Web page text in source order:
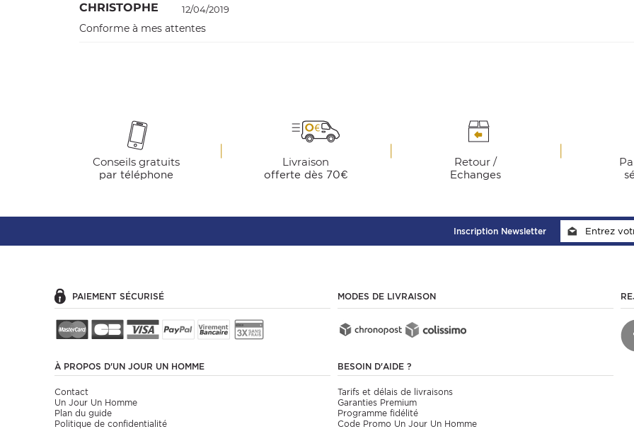
CHRISTOPHE 12/04/2019
Conforme à mes attentes
Conseils gratuits
par téléphone
Livraison
offerte dès 70€
Retour /
Echanges
Inscription Newsletter
PAIEMENT SÉCURISÉ MODES DE LIVRAISON
À PROPOS D'UN JOUR UN HOMME
Contact
Un Jour Un Homme
Plan du guide
Politique de confidentialité
BESOIN D'AIDE ?
Tarifs et délais de livraisons
Garanties Premium
Programme fidélité
Code Promo Un Jour Un Homme